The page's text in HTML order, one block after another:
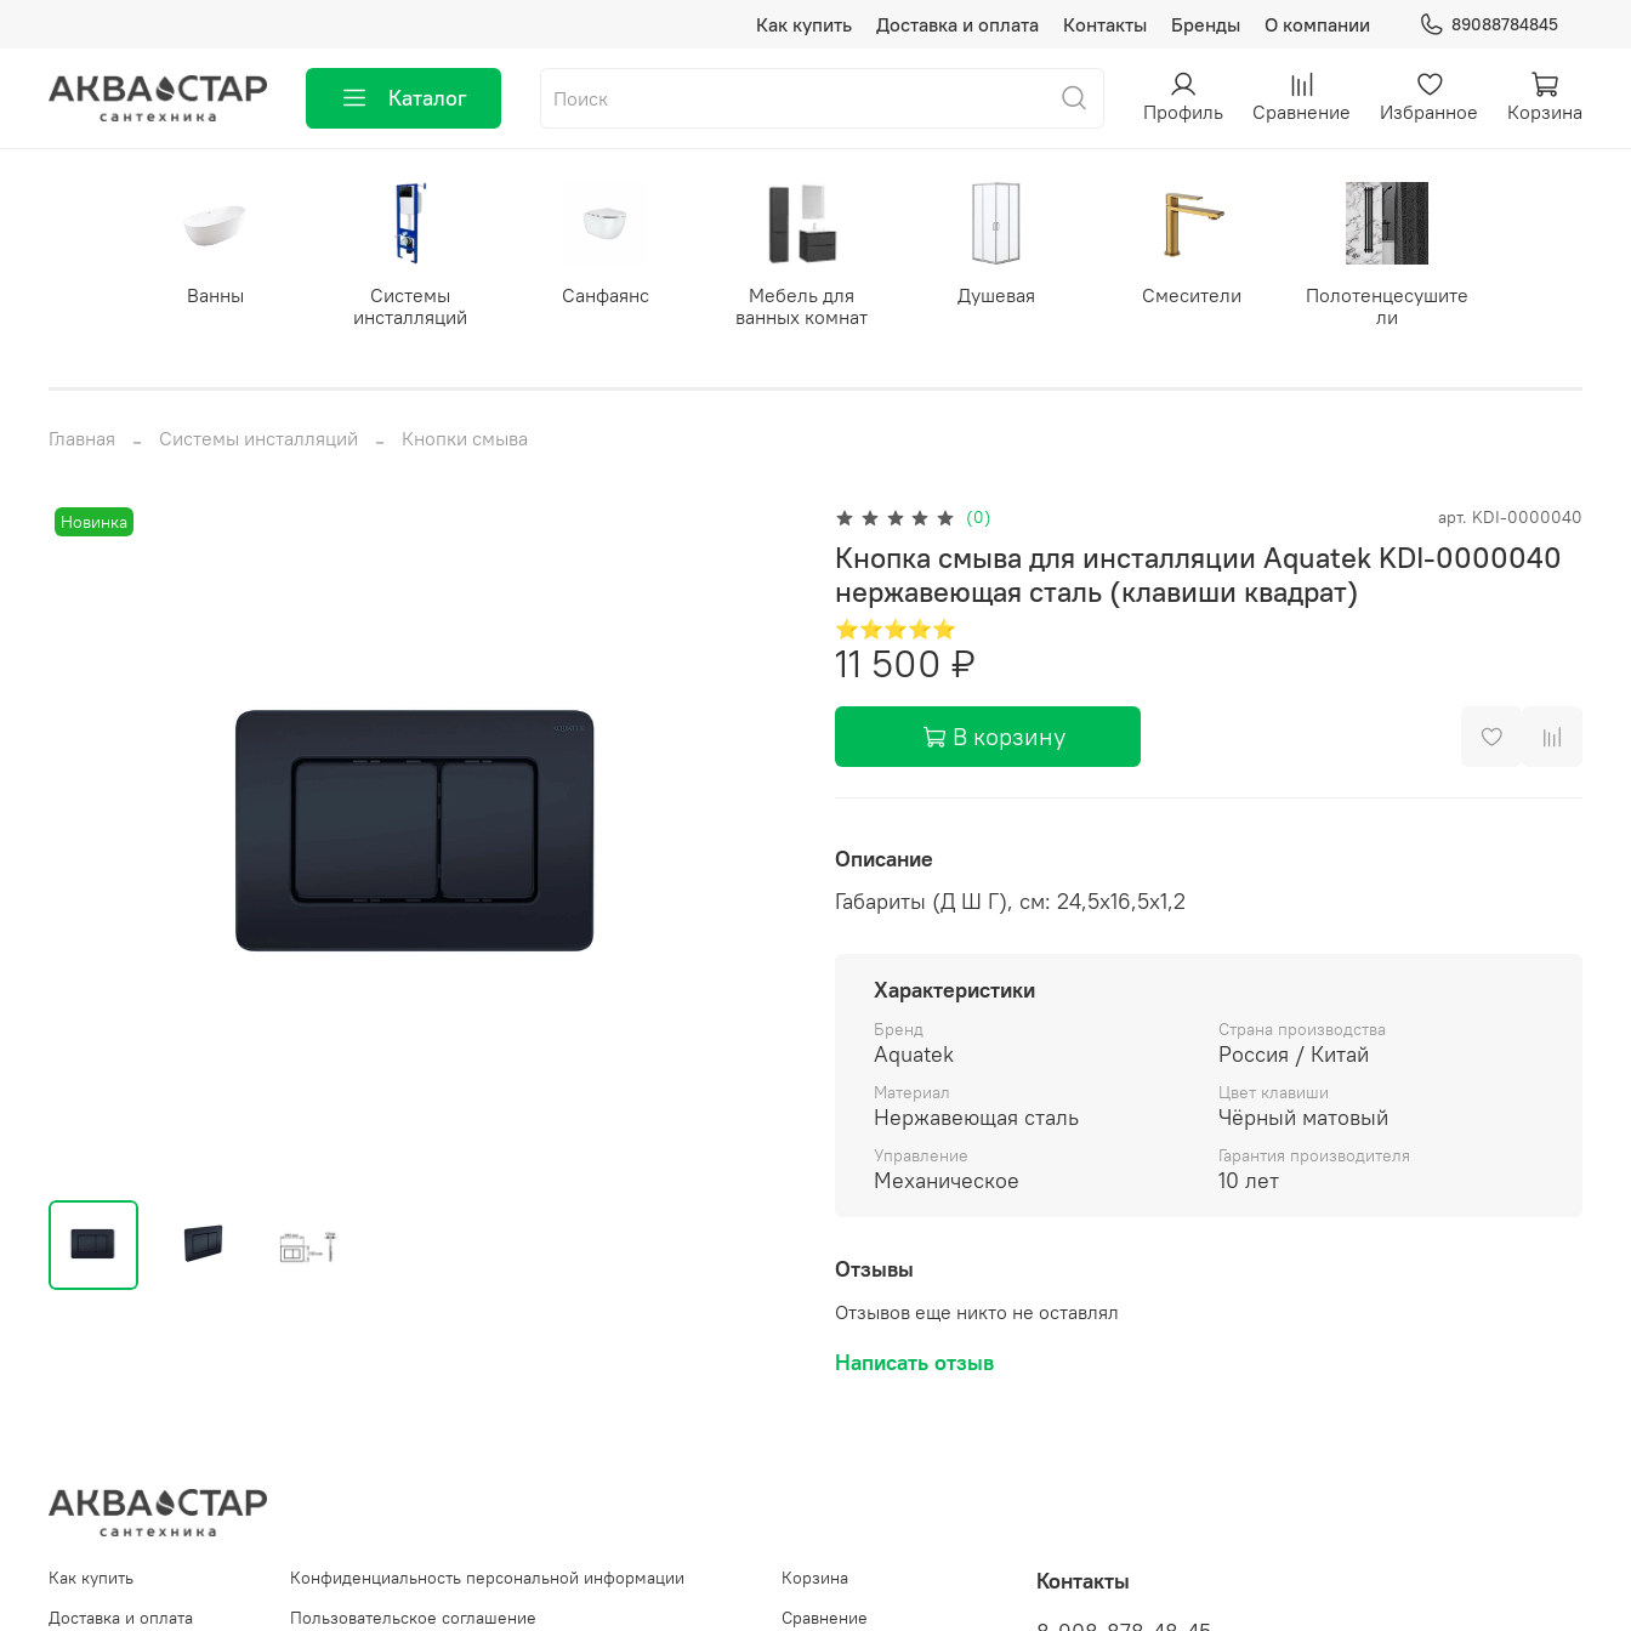
Как купить Доставка и оплата Контакты Бренды О компании 89088784845
Каталог Профиль Сравнение Избранное Корзина
Ванны
Системы
инсталляций
Санфаянс
Мебель для
ванных комнат
Душевая Смесители
Полотенцесушите
ли
Главная Системы инсталляций Кнопки смыва
Новинка (0) арт. KDI-0000040
Кнопка смыва для инсталляции Aquatek KDI-0000040
нержавеющая сталь (клавиши квадрат)
⭐⭐⭐⭐⭐
11 500 ₽
В корзину
Описание
Габариты (Д Ш Г), см: 24,5х16,5х1,2
Характеристики
Бренд
Aquatek
Страна производства
Россия / Китай
Материал
Нержавеющая сталь
Цвет клавиши
Чёрный матовый
Управление
Механическое
Гарантия производителя
10 лет
Отзывы
Отзывов еще никто не оставлял
Написать отзыв
Как купить
Доставка и оплата
Конфиденциальность персональной информации
Пользовательское соглашение
Корзина
Сравнение
Контакты